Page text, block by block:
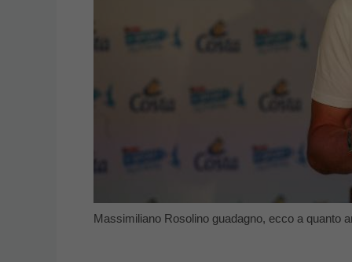
Massimiliano Rosolino guadagno, ecco a quanto